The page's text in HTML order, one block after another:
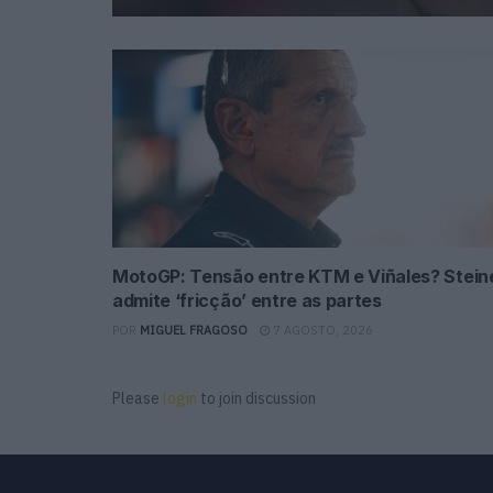
MotoGP: Tensão entre KTM e Viñales?
admite ‘fricção’ entre as partes
MIGUEL FRAGOSO 7 AGOSTO, 2026
Please login to join discussion